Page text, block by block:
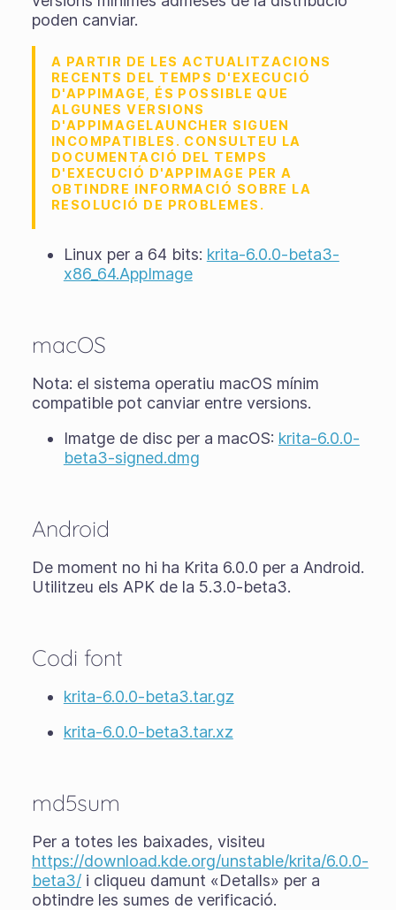
poden canviar.
A PARTIR DE LES ACTUALITZACIONS
RECENTS DEL TEMPS D'EXECUCIÓ
D'APPIMAGE, ÉS POSSIBLE QUE
ALGUNES VERSIONS
D'APPIMAGELAUNCHER SIGUEN
INCOMPATIBLES. CONSULTEU LA
DOCUMENTACIÓ DEL TEMPS
D'EXECUCIÓ D'APPIMAGE PER A
OBTINDRE INFORMACIÓ SOBRE LA
RESOLUCIÓ DE PROBLEMES.
Linux per a 64 bits: krita-6.0.0-beta3-
x86_64.AppImage
macOS
Nota: el sistema operatiu macOS mínim
compatible pot canviar entre versions.
Imatge de disc per a macOS: krita-6.0.0-
beta3-signed.dmg
Android
De moment no hi ha Krita 6.0.0 per a Android.
Utilitzeu els APK de la 5.3.0-beta3.
Codi font
krita-6.0.0-beta3.tar.gz
krita-6.0.0-beta3.tar.xz
md5sum
Per a totes les baixades, visiteu
https://download.kde.org/unstable/krita/6.0.0-
beta3/i cliqueu damunt «Detalls» per a
obtindre les sumes de verificació.